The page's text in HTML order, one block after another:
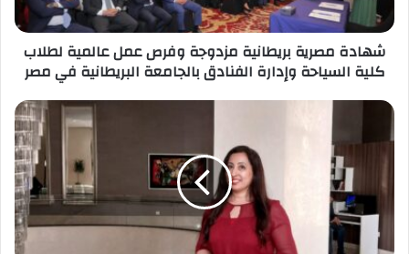
لطلاب
كلية
السياحة
وإدارة
بالجامعة
في
شهادة مصرية بريطانية مزدوجة وفرص عمل عالمية لطلاب
كلية السياحة وإدارة الفنادق بالجامعة البريطانية في مصر
أميرة
عزت
تكتب
الضيقة
المسيحية